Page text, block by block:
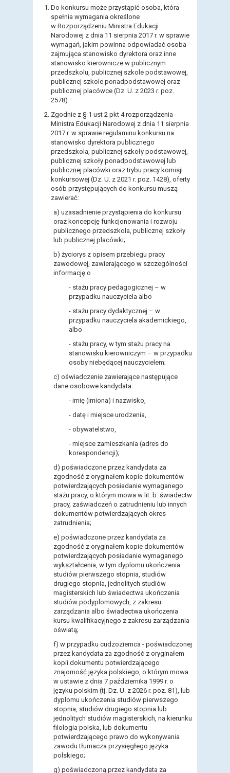
Do konkursu może przystąpić osoba, która
spełnia wymagania określone
w Rozporządzeniu Ministra Edukacji
Narodowej z dnia 11 sierpnia 2017 r. w sprawie
wymagań, jakim powinna odpowiadać osoba
zajmująca stanowisko dyrektora oraz inne
stanowisko kierownicze w publicznym
przedszkolu, publicznej szkole podstawowej,
publicznej szkole ponadpodstawowej oraz
publicznej placówce (Dz. U. z 2023 r. poz.
2578)
Zgodnie z § 1 ust 2 pkt 4 rozporządzenia
Ministra Edukacji Narodowej z dnia 11 sierpnia
2017 r. w sprawie regulaminu konkursu na
stanowisko dyrektora publicznego
przedszkola, publicznej szkoły podstawowej,
publicznej szkoły ponadpodstawowej lub
publicznej placówki oraz trybu pracy komisji
konkursowej (Dz. U. z 2021 r. poz. 1428), oferty
osób przystępujących do konkursu muszą
zawierać:
a) uzasadnienie przystąpienia do konkursu
oraz koncepcję funkcjonowania i rozwoju
publicznego przedszkola, publicznej szkoły
lub publicznej placówki;
b) życiorys z opisem przebiegu pracy
zawodowej, zawierającego w szczególności
informację o
- stażu pracy pedagogicznej – w
przypadku nauczyciela albo
- stażu pracy dydaktycznej – w
przypadku nauczyciela akademickiego,
albo
- stażu pracy, w tym stażu pracy na
stanowisku kierowniczym – w przypadku
osoby niebędącej nauczycielem;
c) oświadczenie zawierające następujące
dane osobowe kandydata:
- imię (imiona) i nazwisko,
- datę i miejsce urodzenia,
- obywatelstwo,
- miejsce zamieszkania (adres do
korespondencji);
d) poświadczone przez kandydata za
zgodność z oryginałem kopie dokumentów
potwierdzających posiadanie wymaganego
stażu pracy, o którym mowa w lit. b: świadectw
pracy, zaświadczeń o zatrudnieniu lub innych
dokumentów potwierdzających okres
zatrudnienia;
e) poświadczone przez kandydata za
zgodność z oryginałem kopie dokumentów
potwierdzających posiadanie wymaganego
wykształcenia, w tym dyplomu ukończenia
studiów pierwszego stopnia, studiów
drugiego stopnia, jednolitych studiów
magisterskich lub świadectwa ukończenia
studiów podyplomowych, z zakresu
zarządzania albo świadectwa ukończenia
kursu kwalifikacyjnego z zakresu zarządzania
oświatą;
f) w przypadku cudzoziemca - poświadczonej
przez kandydata za zgodność z oryginałem
kopii dokumentu potwierdzającego
znajomość języka polskiego, o którym mowa
w ustawie z dnia 7 października 1999 r. o
języku polskim (tj. Dz. U. z 2026 r. poz. 81), lub
dyplomu ukończenia studiów pierwszego
stopnia, studiów drugiego stopnia lub
jednolitych studiów magisterskich, na kierunku
filologia polska, lub dokumentu
potwierdzającego prawo do wykonywania
zawodu tłumacza przysięgłego języka
polskiego;
g) poświadczoną przez kandydata za